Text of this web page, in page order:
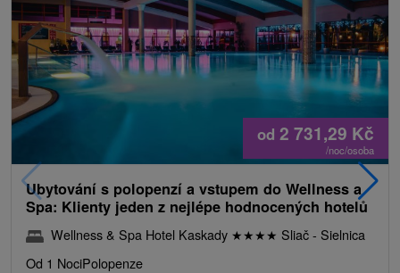
od 2 731,29 Kč
/noc/osoba
Ubytování s polopenzí a vstupem do Wellness a
Spa: Klienty jeden z nejlépe hodnocených hotelů
Wellness & Spa Hotel Kaskady ★★★★ Sliač - Sielnica
Od 1 NociPolopenze